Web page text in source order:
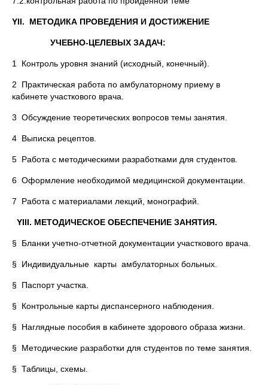
YII. МЕТОДИКА ПРОВЕДЕНИЯ И ДОСТИЖЕНИЕ
УЧЕБНО-ЦЕЛЕВЫХ ЗАДАЧ:
1 Контроль уровня знаний (исходный, конечный).
2 Практическая работа по амбулаторному приему в
кабинете участкового врача.
3 Обсуждение теоретических вопросов темы занятия.
4 Выписка рецептов.
5 Работа с методическими разработками для студентов.
6 Оформление необходимой медицинской документации.
7 Работа с материалами лекций, монографий.
YIII. МЕТОДИЧЕСКОЕ ОБЕСПЕЧЕНИЕ ЗАНЯТИЯ.
§ Бланки учетно-отчетной документации участкового врача.
§ Индивидуальные карты амбулаторных больных.
§ Паспорт участка.
§ Контрольные карты диспансерного наблюдения.
§ Наглядные пособия в кабинете здорового образа жизни.
§ Методические разработки для студентов по теме занятия.
§ Таблицы, схемы.